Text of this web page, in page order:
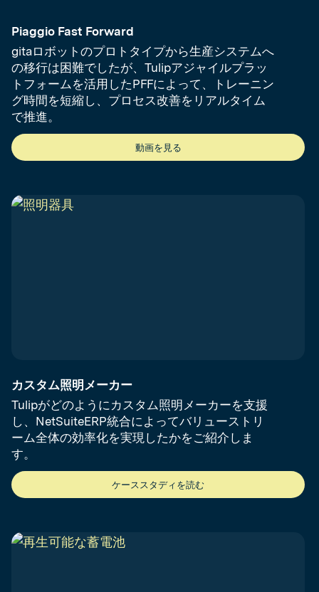
Piaggio Fast Forward
gitaロボットのプロトタイプから生産システムへ
の移行は困難でしたが、Tulipアジャイルプラッ
トフォームを活用したPFFによって、トレーニン
グ時間を短縮し、プロセス改善をリアルタイム
で推進。
動画を見る
カスタム照明メーカー
Tulipがどのようにカスタム照明メーカーを支援
し、NetSuiteERP統合によってバリューストリ
ーム全体の効率化を実現したかをご紹介しま
す。
ケーススタディを読む